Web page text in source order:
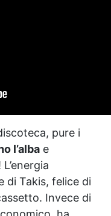
pure i
l’alba e
di Takis, felice di
Invece di